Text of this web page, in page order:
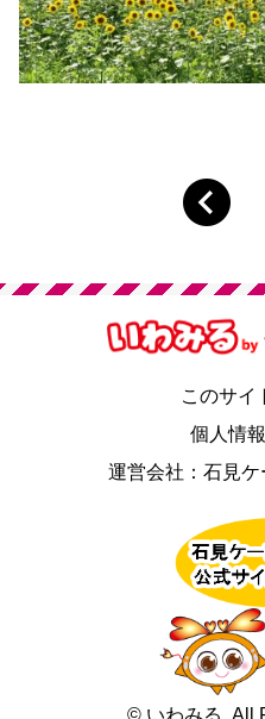
このサイ
個人情
運営会社：石見
© いわみる. All